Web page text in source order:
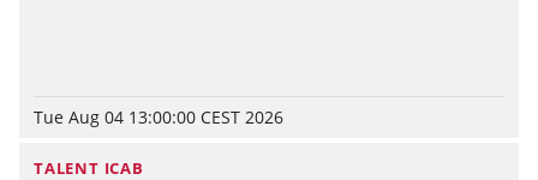
Tue Aug 04 13:00:00 CEST 2026
TALENT ICAB